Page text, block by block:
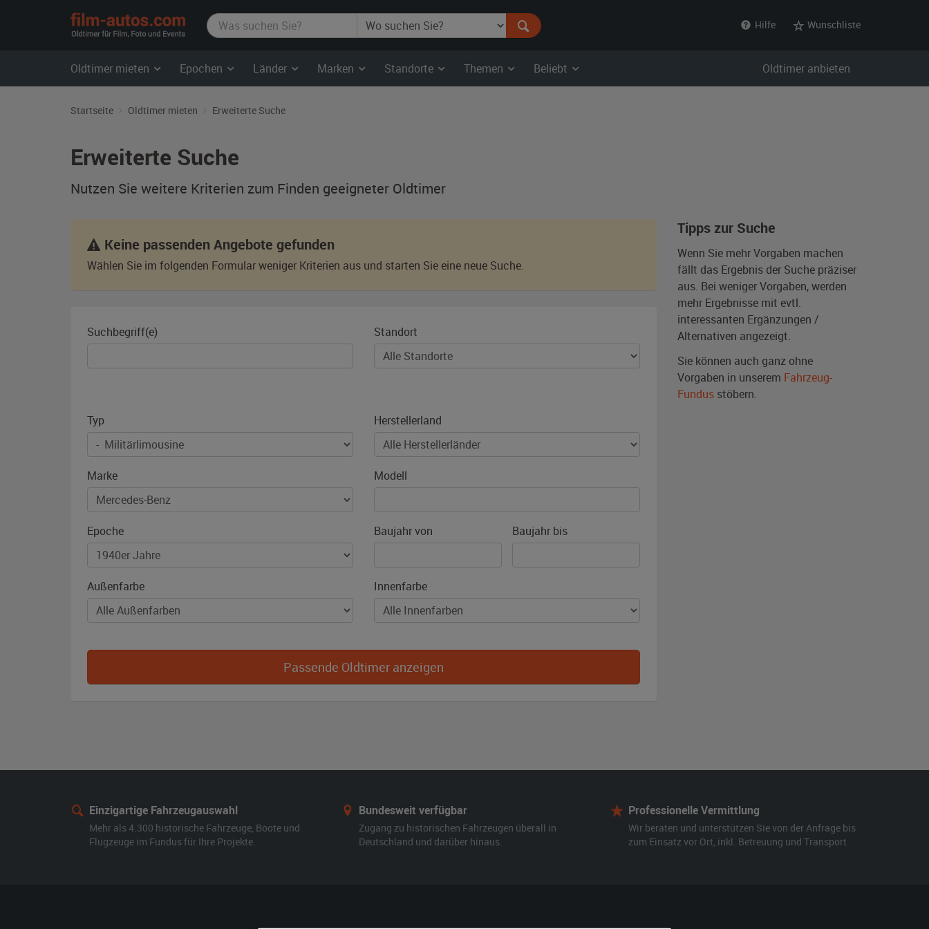
film-
autos.com
Hilfe Wunschliste
Oldtimer mieten Epochen Länder Marken Standorte Themen Beliebt Oldtimer anbieten
Startseite Oldtimer mieten Erweiterte Suche
Erweiterte Suche
Nutzen Sie weitere Kriterien zum Finden geeigneter Oldtimer
Tipps zur Suche
Wenn Sie mehr Vorgaben machen
fällt das Ergebnis der Suche präziser
aus. Bei weniger Vorgaben, werden
mehr Ergebnisse mit evtl.
interessanten Ergänzungen /
Alternativen angezeigt.
Sie können auch ganz ohne
Vorgaben in unserem Fahrzeug-
Fundusstöbern.
Keine passenden Angebote gefunden
Wählen Sie im folgenden Formular weniger Kriterien aus und starten Sie eine neue Suche.
Suchbegriff(e) Standort
Typ Herstellerland
Marke Modell
Epoche Baujahr von Baujahr bis
Außenfarbe Innenfarbe
Passende Oldtimer anzeigen
Einzigartige Fahrzeugauswahl
Mehr als 4.300 historische Fahrzeuge, Boote und
Flugzeuge im Fundus für Ihre Projekte.
Bundesweit verfügbar
Zugang zu historischen Fahrzeugen überall in
Deutschland und darüber hinaus.
Professionelle Vermittlung
Wir beraten und unterstützen Sie von der Anfrage bis
zum Einsatz vor Ort, inkl. Betreuung und Transport.